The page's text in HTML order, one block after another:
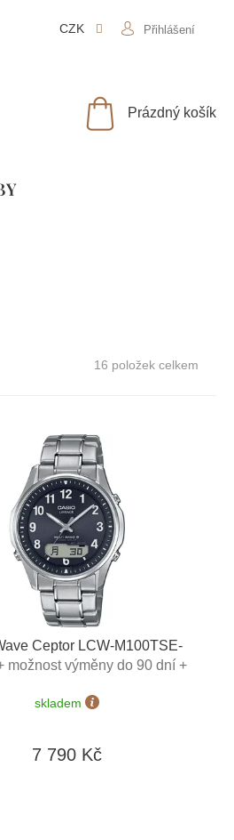
CZK Přihlášení
NÁKUPNÍ
Prázdný košík
16 položek celkem
Ceptor LCW-M100TSE-
možnost výměny do 90 dní +
skladem
7 790 Kč